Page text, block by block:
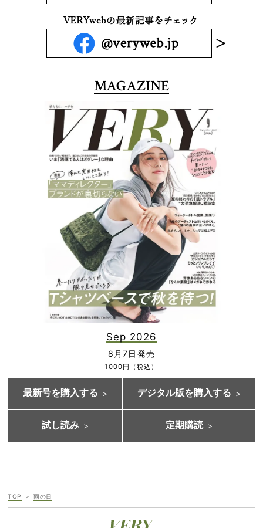
MAGAZINE
Sep 2026
8月7日発売
1000円（税込）
最新号を購入する デジタル版を購入する
試し読み 定期購読
TOP 雨の日